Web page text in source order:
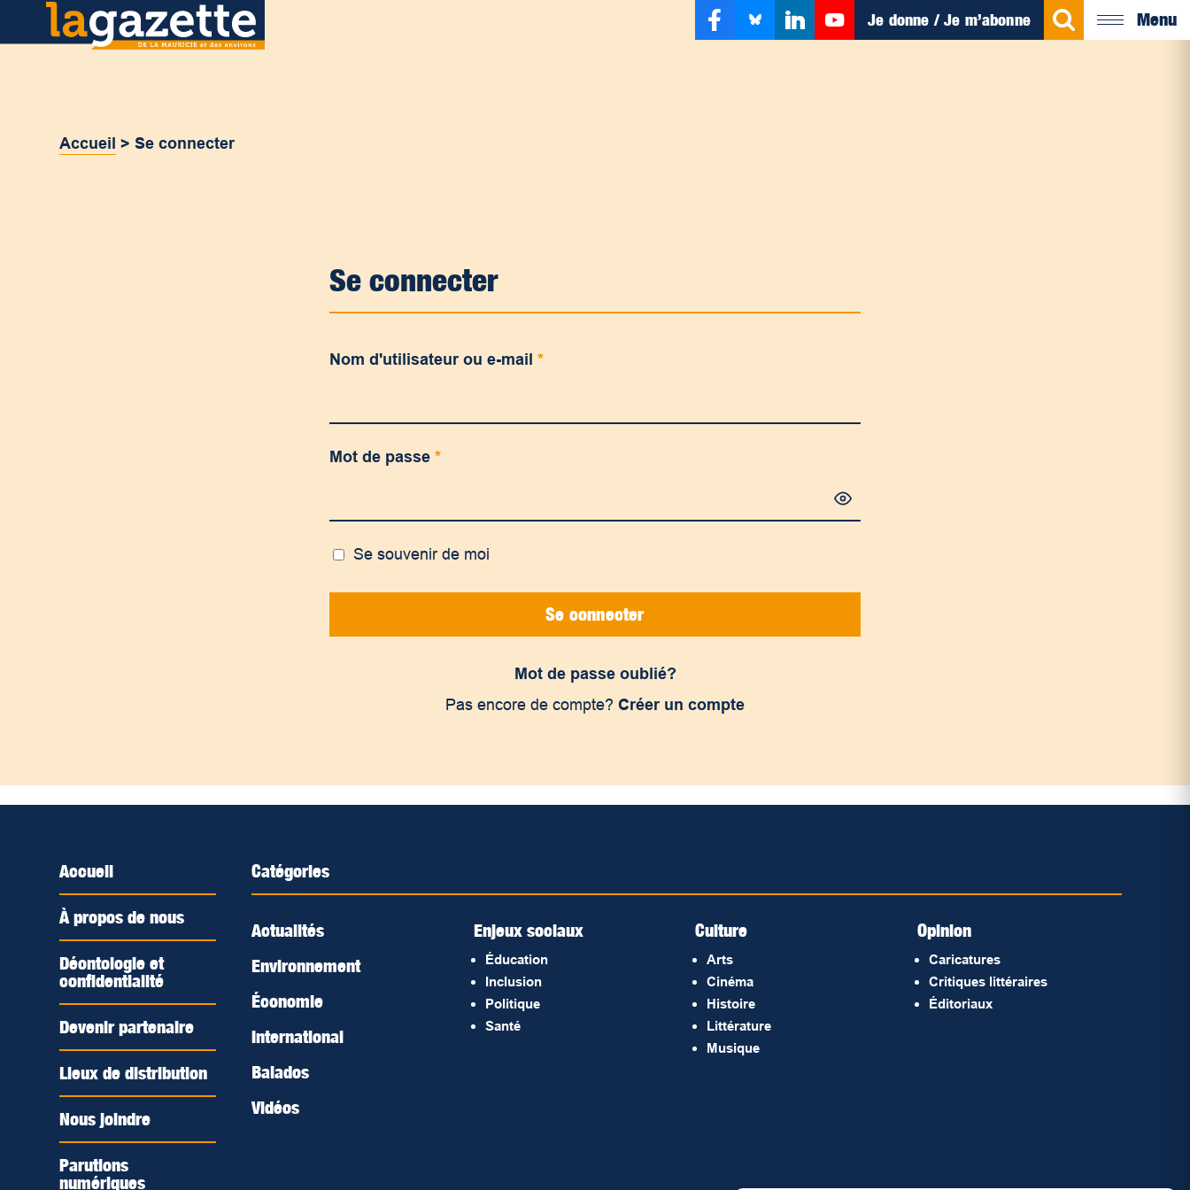
Je donne / Je m’abonne Menu
Accueil >Se connecter
Se connecter
Nom d'utilisateur ou e-mail *
Mot de passe *
Se souvenir de moi
Se connecter
Mot de passe oublié?
Pas encore de compte? Créer un compte
Accueil
À propos de nous
Déontologie et
confidentialité
Devenir partenaire
Lieux de distribution
Nous joindre
Parutions
numériques
Catégories
Actualités
Environnement
Économie
International
Balados
Vidéos
Enjeux sociaux
Éducation
Inclusion
Politique
Santé
Culture
Arts
Cinéma
Histoire
Littérature
Musique
Opinion
Caricatures
Critiques littéraires
Éditoriaux